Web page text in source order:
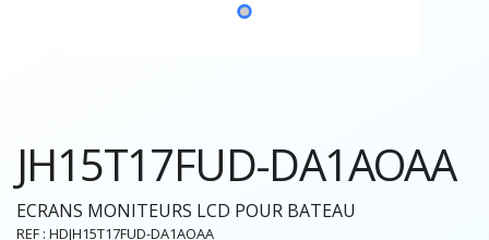
JH15T17FUD-DA1AOAA
ECRANS MONITEURS LCD POUR BATEAU
REF : HDJH15T17FUD-DA1AOAA